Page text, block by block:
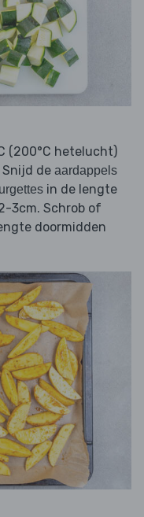
(200°C hetelucht)
de aardappels
in de lengte
3cm. Schrob of
doormidden